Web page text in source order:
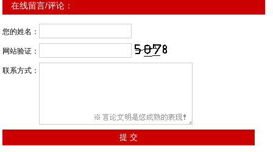
在线留言/评论：
您的姓名：
网站验证：
联系方式：